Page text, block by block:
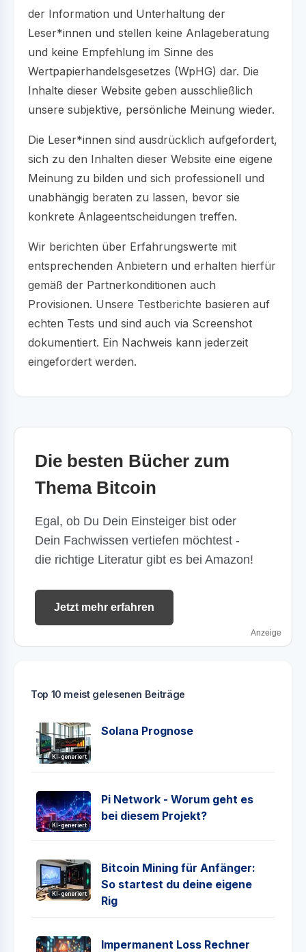
der Information und Unterhaltung der
Leser*innen und stellen keine Anlageberatung
und keine Empfehlung im Sinne des
Wertpapierhandelsgesetzes (WpHG) dar. Die
Inhalte dieser Website geben ausschließlich
unsere subjektive, persönliche Meinung wieder.
Die Leser*innen sind ausdrücklich aufgefordert,
sich zu den Inhalten dieser Website eine eigene
Meinung zu bilden und sich professionell und
unabhängig beraten zu lassen, bevor sie
konkrete Anlageentscheidungen treffen.
Wir berichten über Erfahrungswerte mit
entsprechenden Anbietern und erhalten hierfür
gemäß der Partnerkonditionen auch
Provisionen. Unsere Testberichte basieren auf
echten Tests und sind auch via Screenshot
dokumentiert. Ein Nachweis kann jederzeit
eingefordert werden.
Die besten Bücher zum
Thema Bitcoin
Egal, ob Du Dein Einsteiger bist oder
Dein Fachwissen vertiefen möchtest -
die richtige Literatur gibt es bei Amazon!
Jetzt mehr erfahren
Anzeige
Top 10 meist gelesenen Beiträge
KI-generiert
Solana Prognose
KI-generiert
Pi Network - Worum geht es
bei diesem Projekt?
KI-generiert
Bitcoin Mining für Anfänger:
So startest du deine eigene
Rig
Impermanent Loss Rechner